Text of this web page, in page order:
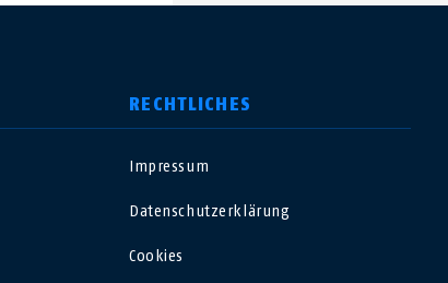
RECHTLICHES
Impressum
Datenschutzerklärung
Cookies
Polska